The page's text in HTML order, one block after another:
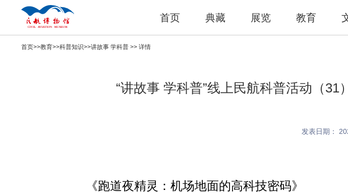
首页 典藏 展览 教育
首页>>教育>>科普知识>>讲故事 学科普 >> 详情
“讲故事 学科普”线上民航科普活动（
发表日期：
《跑道夜精灵：机场地面的高科技密码》